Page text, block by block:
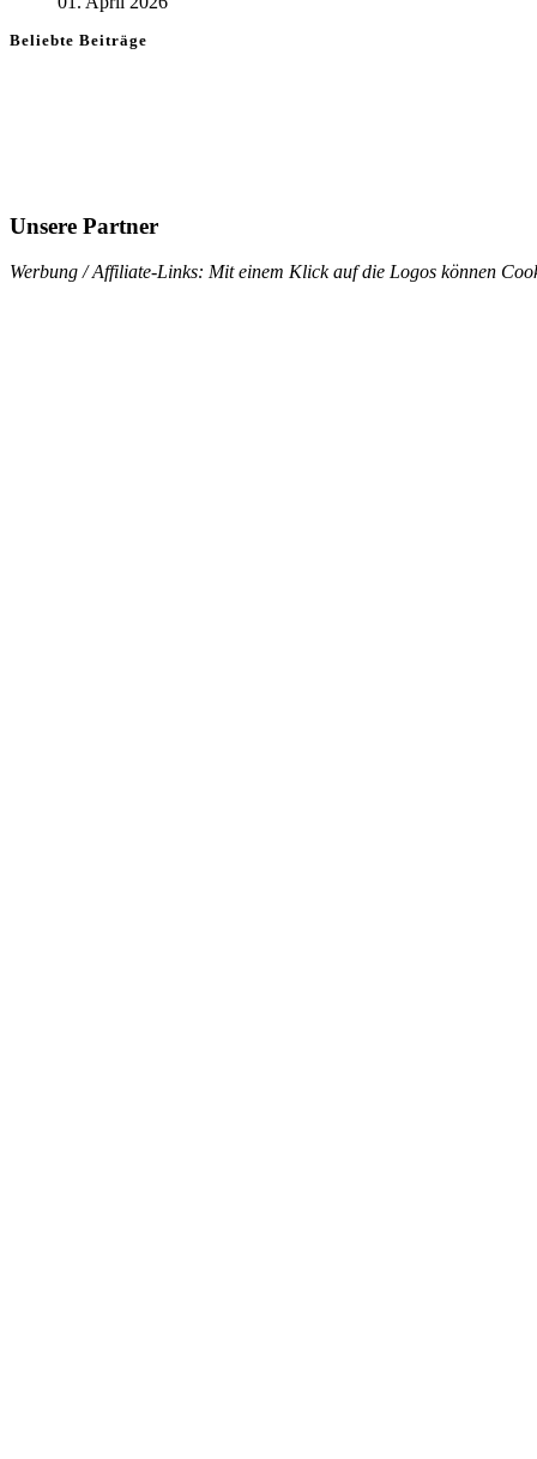
Beliebte Beiträge
Unsere Partner
Werbung / Affiliate-Links: Mit einem Klick auf die Logos können